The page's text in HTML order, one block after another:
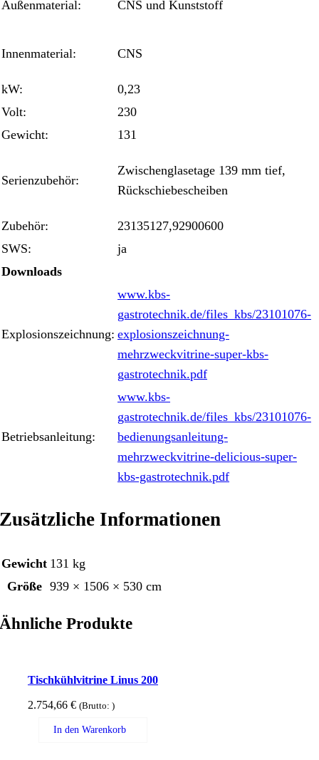
Außenmaterial: CNS und Kunststoff
Innenmaterial: CNS
kW:
0,23
Volt:
230
Gewicht:
131
Serienzubehör:
Zwischenglasetage 139 mm tief,
Rückschiebescheiben
Zubehör:
23135127,92900600
SWS:
ja
Downloads
Explosionszeichnung:
www.kbs-
gastrotechnik.de/files_kbs/23101076-
explosionszeichnung-
mehrzweckvitrine-super-kbs-
gastrotechnik.pdf
Betriebsanleitung:
www.kbs-
gastrotechnik.de/files_kbs/23101076-
bedienungsanleitung-
mehrzweckvitrine-delicious-super-
kbs-gastrotechnik.pdf
Zusätzliche Informationen
Gewicht 131 kg
Größe 939 × 1506 × 530 cm
Ähnliche Produkte
Tischkühlvitrine Linus 200
2.754,66 € (Brutto: )
In den Warenkorb